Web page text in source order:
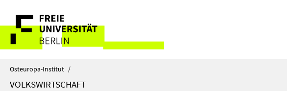
direkt
Inhalt
Service-
Navigation
Osteuropa-Institut /
VOLKSWIRTSCHAFT